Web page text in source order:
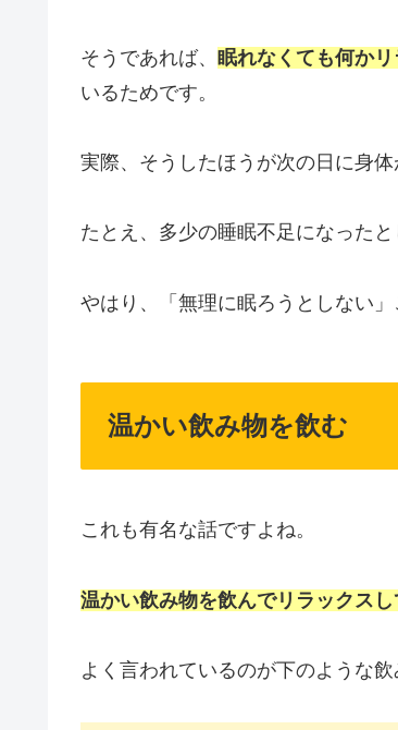
そうであれば、 眠れなくても何か
いるためです。
実際、そうしたほうが次の日に身体
たとえ、多少の睡眠不足になった
やはり、「無理に眠ろうとしない
温かい飲み物を飲む
これも有名な話ですよね。
温かい飲み物を飲んでリラックス
よく言われているのが下のような飲